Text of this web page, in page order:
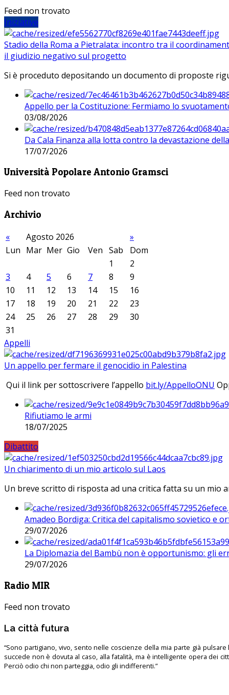
Feed non trovato
Iniziative
Stadio della Roma a Pietralata: incontro tra il
il giudizio negativo sul progetto
Si è proceduto depositando un documento di proposte
Appello per la Costituzione: Fermiamo lo
03/08/2026
Da Cala Finanza alla lotta contro la devastazione
17/07/2026
Università Popolare Antonio Gramsci
Feed non trovato
Archivio
« Agosto 2026
»
Lun Mar Mer Gio Ven Sab
Dom
1
2
3
4 5 6 7 8
9
10
11 12 13 14 15
16
17
18 19 20 21 22
23
24
25 26 27 28 29
30
31
Appelli
Un appello per fermare il genocidio in Palestina
Qui il link per sottoscrivere l’appello bit.ly/AppelloONU
Rifiutiamo le armi
18/07/2025
Dibattito
Un chiarimento di un mio articolo sul Laos
Un breve scritto di risposta ad una critica fatta su un mio
Amadeo Bordiga: Critica del capitalismo sovietico e
29/07/2026
La Diplomazia del Bambù non è opportunismo: gli
29/07/2026
Radio MIR
Feed non trovato
La città futura
“Sono partigiano, vivo, sento nelle coscienze della mia parte già pulsare
succede non è dovuta al caso, alla fatalità, ma è intelligente opera dei
Perciò odio chi non parteggia, odio gli indifferenti.”